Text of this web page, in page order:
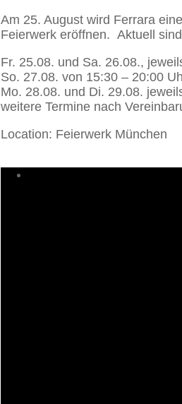
Am 25. August wird Ferrara
Feierwerk eröffnen. Aktuell
Fr. 25.08. und Sa. 26.08.,
So. 27.08. von 15:30 – 20:00
Mo. 28.08. und Di. 29.08.
weitere Termine nach
Location: Feierwerk München